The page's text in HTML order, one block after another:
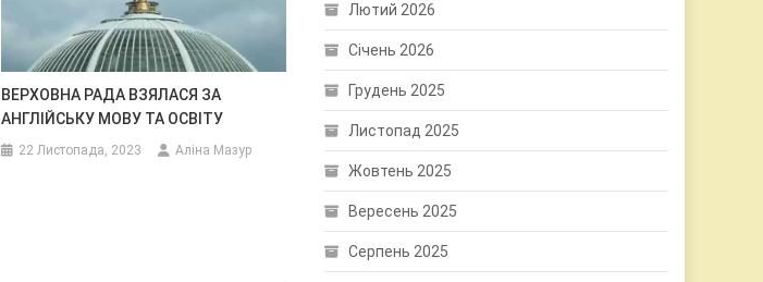
ВЕРХОВНА РАДА ВЗЯЛАСЯ ЗА
АНГЛІЙСЬКУ МОВУ ТА ОСВІТУ
22 Листопада, 2023 Аліна Мазур
Лютий 2026
Січень 2026
Грудень 2025
Листопад 2025
Жовтень 2025
Вересень 2025
Серпень 2025